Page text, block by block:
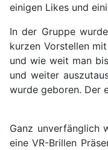
einigen Likes und
In der Gruppe
kurzen Vorstellen
und wie weit man
und weiter
wurde geboren. Der
Ganz unverfänglich
eine VR-Brillen